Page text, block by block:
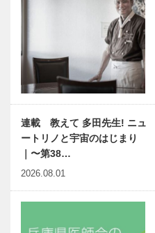
連載 教えて 多田先生! ニュ
ートリノと宇宙のはじまり
｜〜第38…
2026.08.01